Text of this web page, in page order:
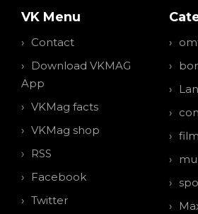
VK Menu
Contact
Download VKMAG
App
VKMag facts
VKMag shop
RSS
Facebook
Twitter